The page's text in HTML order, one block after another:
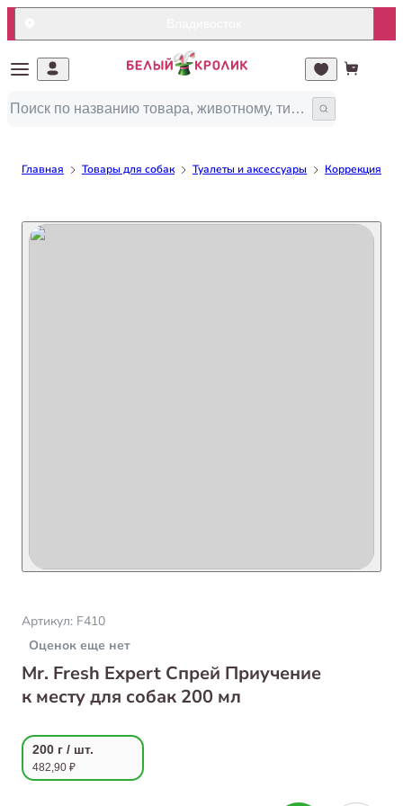
Главная Товары для собак Туалеты и аксессуары Коррекция
Артикул: F410
Оценок еще нет
Mr. Fresh Expert Спрей Приучение
к месту для собак 200 мл
200 г / шт.
482,90 ₽